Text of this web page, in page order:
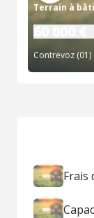
Terrain à
Contrevoz (01)
Frais